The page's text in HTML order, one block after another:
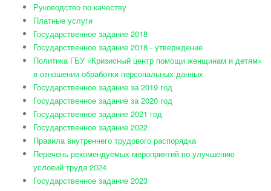
Руководство по качеству
Платные услуги
Государственное задание 2018
Государственное задание 2018 - утверждение
Политика ГБУ «Кризисный центр помощи женщинам и детям»
в отношении обработки персональных данных
Государственное задание за 2019 год
Государственное задание за 2020 год
Государственное задание 2021 год
Государственное задание 2022
Правила внутреннего трудового распорядка
Перечень рекомендуемых мероприятий по улучшению
условий труда 2024
Государственное задание 2023